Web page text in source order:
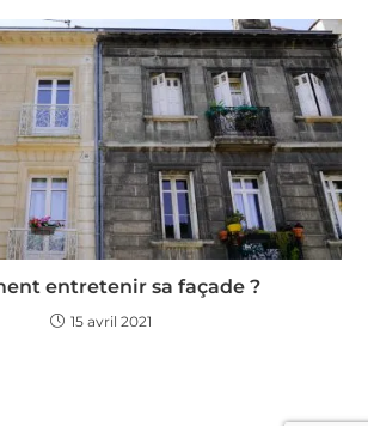
entretenir sa façade ?
15 avril 2021